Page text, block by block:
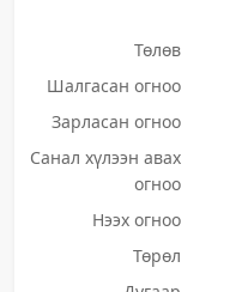
Төлөв
Шалгасан огноо
Зарласан огноо
Санал хүлээн авах
огноо
Нээх огноо
Төрөл